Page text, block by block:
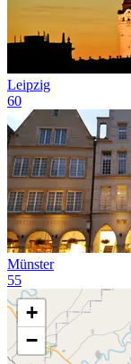
Leipzig
60
Münster
55
+
−